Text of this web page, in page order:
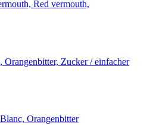
Red vermouth,
Zucker / einfacher
Orangenbitter